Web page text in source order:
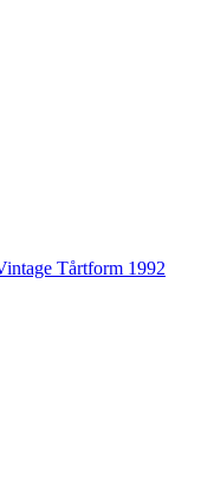
Tårtform 1992